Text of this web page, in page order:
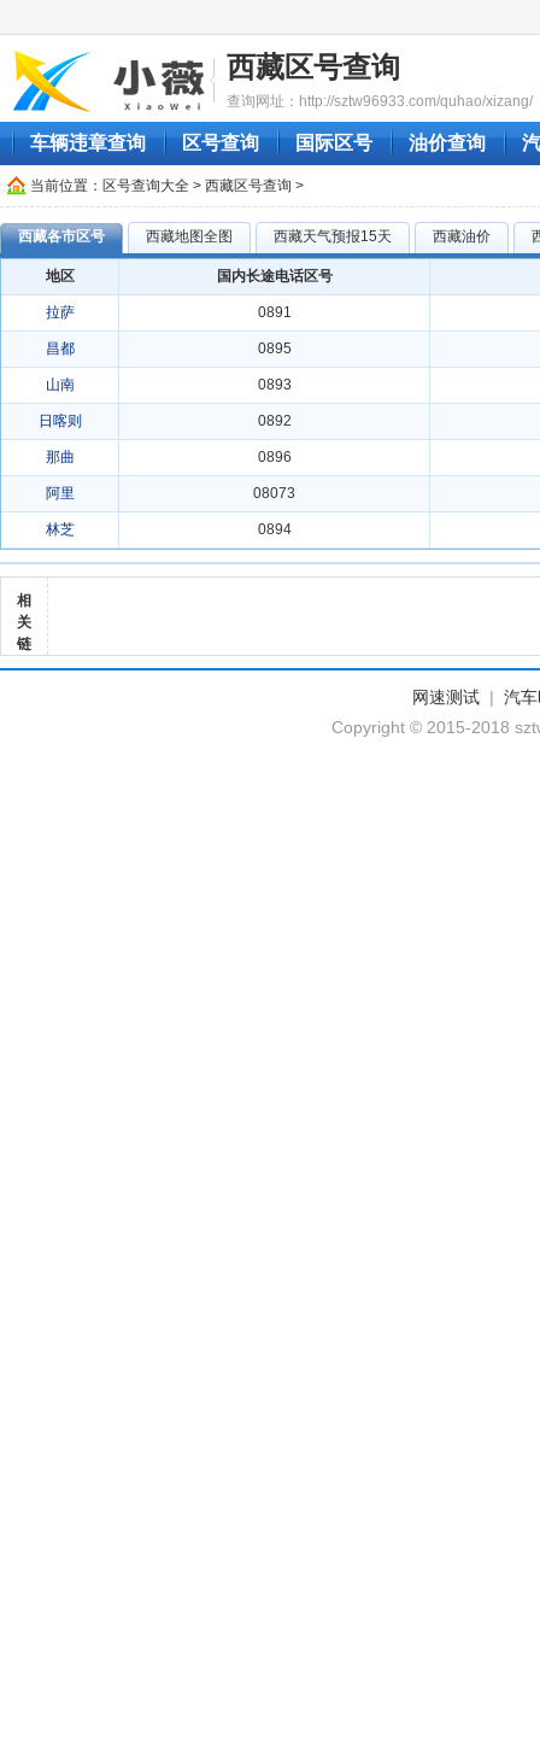
西藏区号查询
查询网址：http://sztw96933.com/quhao/xizang/
车辆违章查询 区号查询 国际区号 油价查询
当前位置： 区号查询大全 > 西藏区号查询 >
西藏各市区号 西藏地图全图 西藏天气预报15天 西藏油价
地区 国内长途电话区号
拉萨 0891
昌都 0895
山南 0893
日喀则 0892
那曲 0896
阿里 08073
林芝 0894
相
关
链
网速测试 | 汽
Copyright © 2015-2018